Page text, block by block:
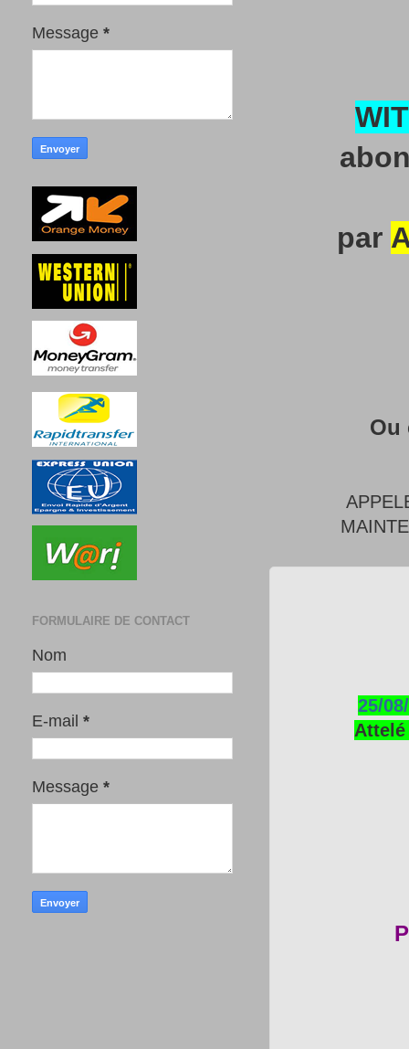
par
Ou
25/
Attelé
Message *
FORMULAIRE DE CONTACT
Nom
E-mail *
Message *